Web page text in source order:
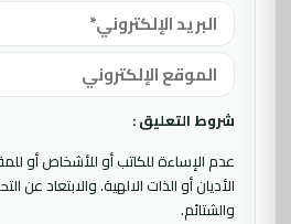
شروط التعليق :
عدم الإساءة للكاتب أو للأشخاص أو
الأديان أو الذات الالهية. والابتعاد عن
والشتائم.